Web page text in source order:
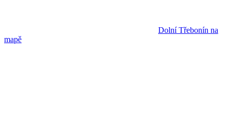
Dolní Třebonín na
mapě